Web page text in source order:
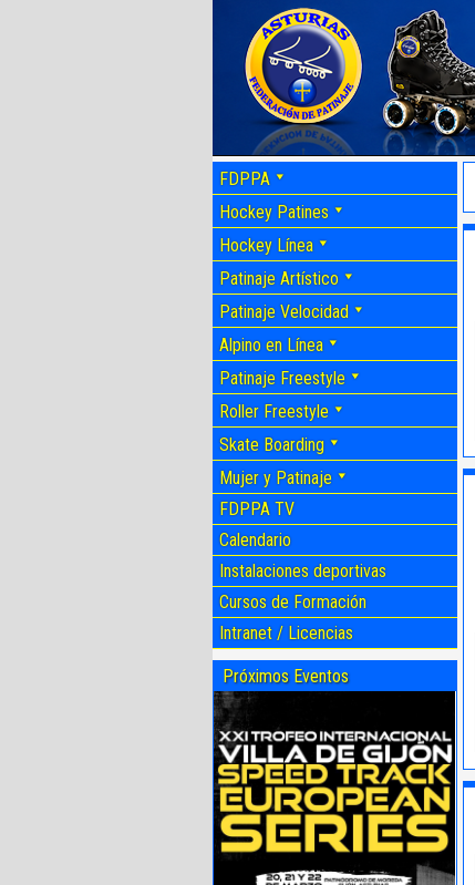
FDPPA
Hockey Patines
Hockey Línea
Patinaje Artístico
Patinaje Velocidad
Alpino en Línea
Patinaje Freestyle
Roller Freestyle
Skate Boarding
Mujer y Patinaje
FDPPA TV
Calendario
Instalaciones deportivas
Cursos de Formación
Intranet / Licencias
Próximos Eventos